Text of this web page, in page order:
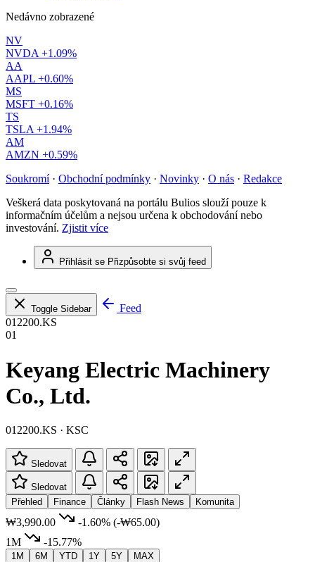
Nedávno zobrazené
NV
NVDA +1.09%
AA
AAPL +0.60%
MS
MSFT +0.16%
TS
TSLA +1.94%
AM
AMZN +0.59%
Soukromí · Obchodní podmínky · Novinky · O nás · Redakce
Veškerá data poskytovaná na portálu Bulios slouží pouze k
informačním účelům a nejsou určena k obchodování nebo
investování. Zjistit více
Přihlásit se Přizpůsobte si svůj feed
Toggle Sidebar
Feed
012200.KS
01
Keyang Electric Machinery
Co., Ltd.
012200.KS · KSC
Sledovat
Sledovat
Přehled
Finance Články Flash News Komunita
₩3,990.00 -1.60% (-₩65.00)
1M
-15.77%
1M 6M YTD 1Y 5Y MAX